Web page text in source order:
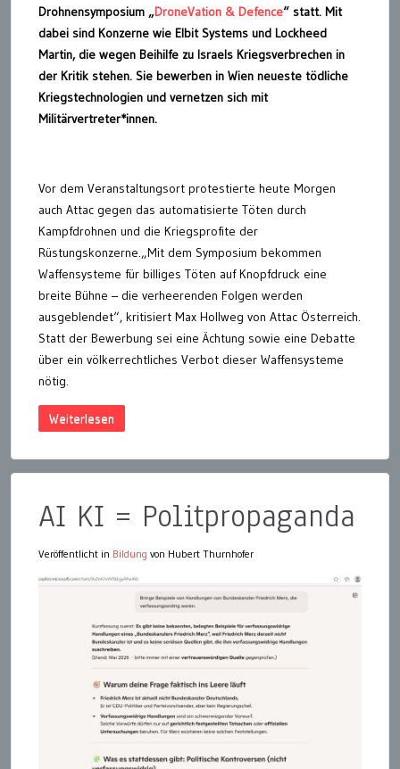
Drohnensymposium „DroneVation & Defence“ statt. Mit
dabei sind Konzerne wie Elbit Systems und Lockheed
Martin, die wegen Beihilfe zu Israels Kriegsverbrechen in
der Kritik stehen. Sie bewerben in Wien neueste tödliche
Kriegstechnologien und vernetzen sich mit
Militärvertreter*innen.
Vor dem Veranstaltungsort protestierte heute Morgen
auch Attac gegen das automatisierte Töten durch
Kampfdrohnen und die Kriegsprofite der
Rüstungskonzerne.„Mit dem Symposium bekommen
Waffensysteme für billiges Töten auf Knopfdruck eine
breite Bühne – die verheerenden Folgen werden
ausgeblendet“, kritisiert Max Hollweg von Attac Österreich.
Statt der Bewerbung sei eine Ächtung sowie eine Debatte
über ein völkerrechtliches Verbot dieser Waffensysteme
nötig.
Weiterlesen
AI KI = Politpropaganda
Veröffentlicht in Bildung von Hubert Thurnhofer